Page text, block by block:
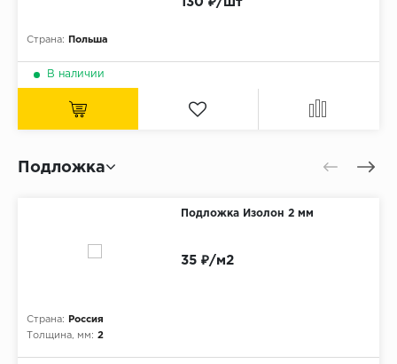
Страна: Польша
130 ₽/шт
В наличии
Подложка
Подложка Изолон 2 мм
Страна:
Россия
Толщина, мм: 2
35 ₽/м2